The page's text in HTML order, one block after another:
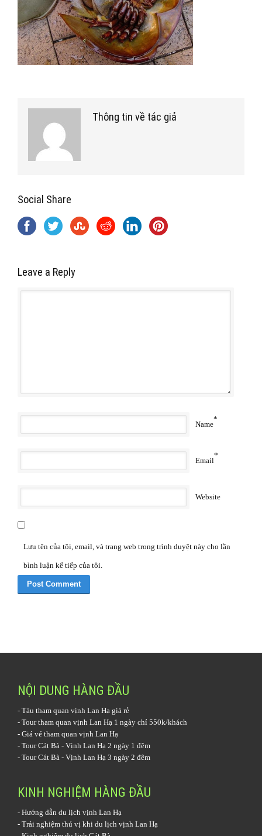
Thông tin về tác giả
Social Share
Leave a Reply
Name
*
Email
*
Website
Lưu tên của tôi, email, và trang web trong trình duyệt này cho lần
bình luận kế tiếp của tôi.
NỘI DUNG HÀNG ĐẦU
- Tàu tham quan vịnh Lan Hạ giá rẻ
- Tour tham quan vịnh Lan Hạ 1 ngày chỉ 550k/khách
- Giá vé tham quan vịnh Lan Hạ
- Tour Cát Bà - Vịnh Lan Hạ 2 ngày 1 đêm
- Tour Cát Bà - Vịnh Lan Hạ 3 ngày 2 đêm
KINH NGHIỆM HÀNG ĐẦU
- Hướng dẫn du lịch vịnh Lan Hạ
- Trải nghiệm thú vị khi du lịch vịnh Lan Hạ